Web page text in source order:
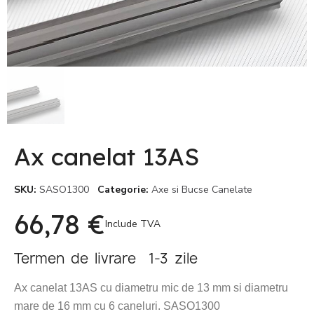
Ax canelat 13AS
SKU SASO1300 Categorie Axe si Bucse Canelate
66,78 €Include TVA
Termen de livrare 1-3 zile
Ax canelat 13AS cu diametru mic de 13 mm si diametru
mare de 16 mm cu 6 caneluri. SASO1300